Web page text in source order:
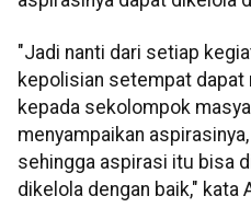
"Jadi nanti dari setiap
kepolisian setempat dapat
kepada sekolompok
menyampaikan
sehingga aspirasi itu bisa
dikelola dengan baik," kata